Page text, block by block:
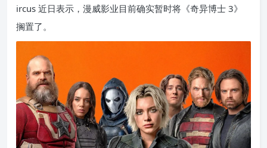
ircus 近日表示，漫威影业目前确实暂时将《奇异博士 3》
搁置了。